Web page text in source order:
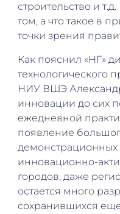
строительство и
том, а что такое в
точки зрения
Как пояснил «НГ»
технологического
НИУ ВШЭ
инновации до сих
ежедневной
появление
инновационно-
городов, даже
остается много
сохранившихся